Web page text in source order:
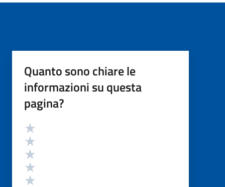
Quanto sono chiare le
informazioni su questa
pagina?
Valutazione